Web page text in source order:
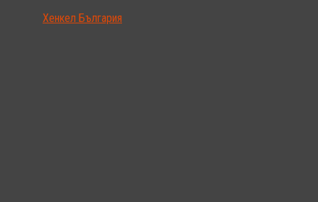
Хенкел България